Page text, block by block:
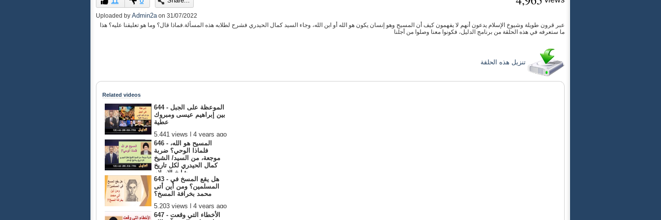
of
0
secondsVolume
Uploaded by Admin2a on 31/07/2022
عبر قرون طويلة وشيوخ الإسلام يدعون أنهم لا يفهمون كيف أن المسيح وهو إنسان يكون هو الله أو ابن الله، وجاء السيد كمال الحيدري فشرح لطلابه هذه المسألة.فماذا قال؟ وما هو تعليقنا عليه؟ هذا
ما ستعرفه في هذه الحلقة من برنامج الدليل، فكونوا معنا وصلوا من أجلنا
تنزيل هذه الحلقة
Related videos
644 - الموعظة على الجبل
بين إبراهيم عيسى ومبروك
عطية
5,441 views | 4 years ago
646 - المسيح هو الله،
فلماذا الوحي؟ ضربة
موجعة، من السيد/ الشيخ
كمال الحيدري لكل تاريخ
ومشايخ الإسلام
5,044 views | 4 years ago
643 - هل يقع المسخ في
المسلمين؟ ومن أين أتى
محمد بخرافة المسخ؟
5,203 views | 4 years ago
647 - الأخطاء التي وقعت